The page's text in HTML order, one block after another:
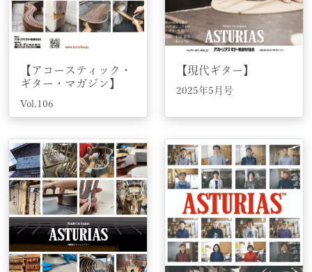
【アコースティック・
ギター・マガジン】
Vol.106
【現代ギター】
2025年5月号